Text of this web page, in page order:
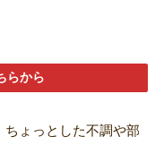
らから
ょっとした不調や部